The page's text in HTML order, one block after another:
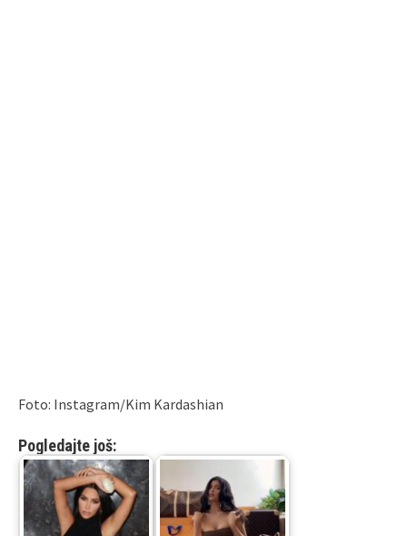
Foto: Instagram/Kim Kardashian
Pogledajte još: